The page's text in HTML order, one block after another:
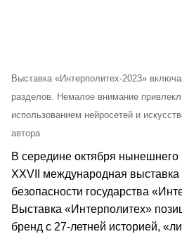
Выставка «Интерполитех-2023»
разделов. Немалое внимание
использованием нейросетей и
автора
В середине октября
XXVII международная выставка
безопасности государства
Выставка «Интерполитех»
бренд с 27-летней историей,